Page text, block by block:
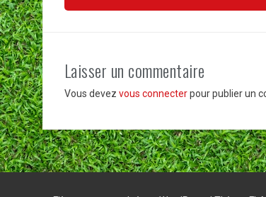
Laisser un commentaire
Vous devez vous connecterpour publier un